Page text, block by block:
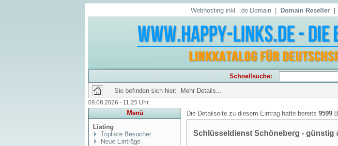
Webhosting inkl. .de Domain Domain Reseller
Schnellsuche:
Sie befinden sich hier: Mehr Details...
09.08.2026 - 11:25 Uhr
Menü
Listing
Topliste Besucher
Neue Einträge
Die Detailseite zu diesem Eintrag hatte bereits 9599
Schlüsseldienst Schöneberg - günstig